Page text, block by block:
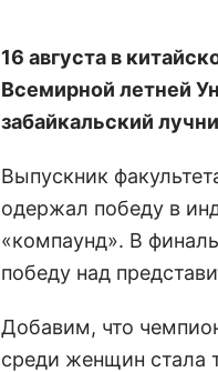
16 августа в
Всемирной летней
забайкальский
Выпускник
одержал победу в
«компаунд». В
победу над
Добавим, что
среди женщин стала